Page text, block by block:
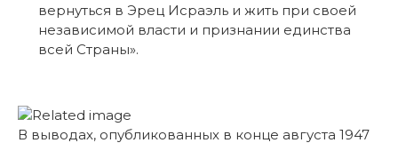
вернуться в Эрец Исраэль и жить при своей
независимой власти и признании единства
всей Страны».
В выводах, опубликованных в конце августа 1947